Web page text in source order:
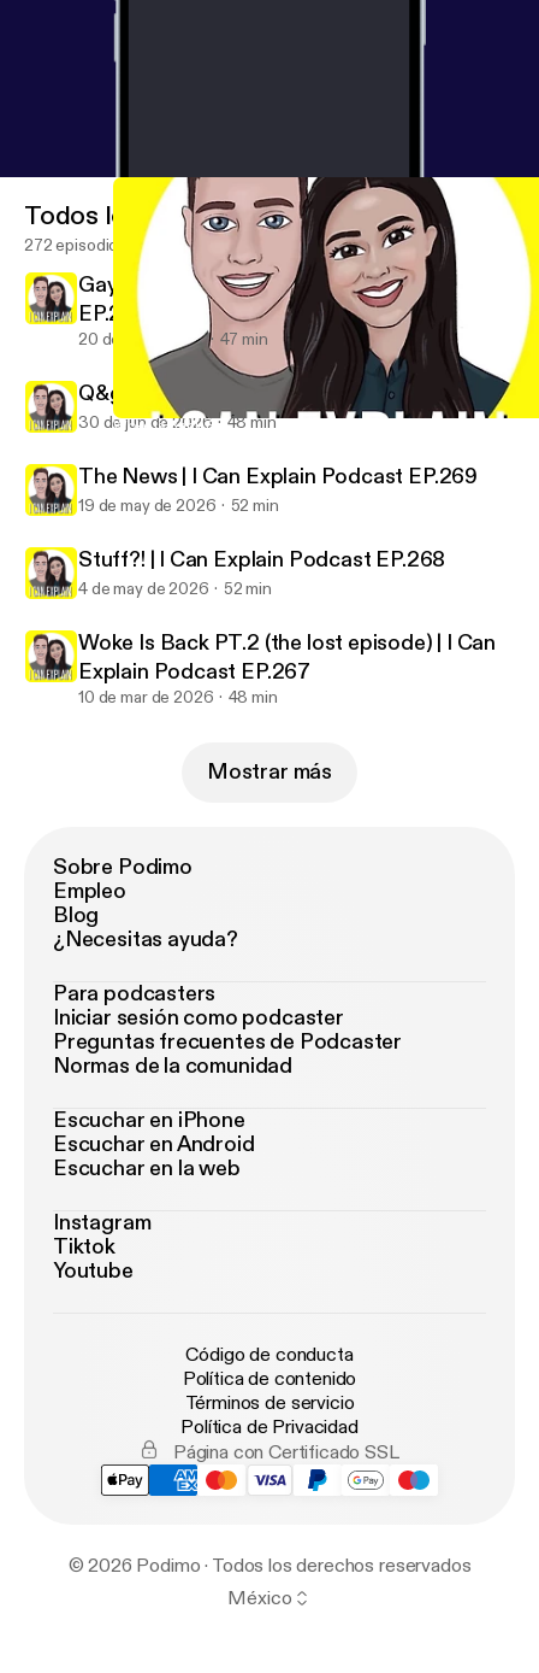
Woke Is Back PT.2 (the lost episode) | I Can Explain Podcast
Todos los episodios
272 episodios
Gaybours In The Wild | I Can Explain Podcast
EP.271
20 de jul de 2026 47 min
Q&gAy No.27 | I Can Explain Podcast EP.270
30 de jun de 2026 48 min
The News | I Can Explain Podcast EP.269
19 de may de 2026 52 min
Stuff?! | I Can Explain Podcast EP.268
4 de may de 2026 52 min
Woke Is Back PT.2 (the lost episode) | I Can
Explain Podcast EP.267
10 de mar de 2026 48 min
Mostrar más
Sobre Podimo
Empleo
Blog
¿Necesitas ayuda?
Para podcasters
Iniciar sesión como podcaster
Preguntas frecuentes de Podcaster
Normas de la comunidad
Escuchar en iPhone
Escuchar en Android
Escuchar en la web
Instagram
Tiktok
Youtube
Código de conducta
Política de contenido
Términos de servicio
Política de Privacidad
Página con Certificado SSL
© 2026 Podimo · Todos los derechos reservados
México